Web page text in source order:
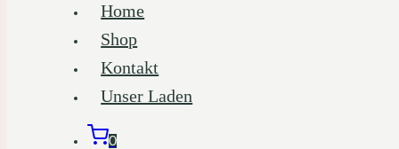
Home
Shop
Kontakt
Unser Laden
0